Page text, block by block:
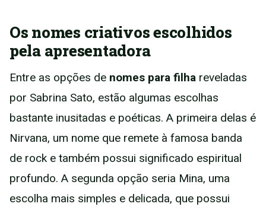
Os nomes criativos escolhidos
pela apresentadora
Entre as opções de nomes para filha reveladas
por Sabrina Sato, estão algumas escolhas
bastante inusitadas e poéticas. A primeira delas é
Nirvana, um nome que remete à famosa banda
de rock e também possui significado espiritual
profundo. A segunda opção seria Mina, uma
escolha mais simples e delicada, que possui